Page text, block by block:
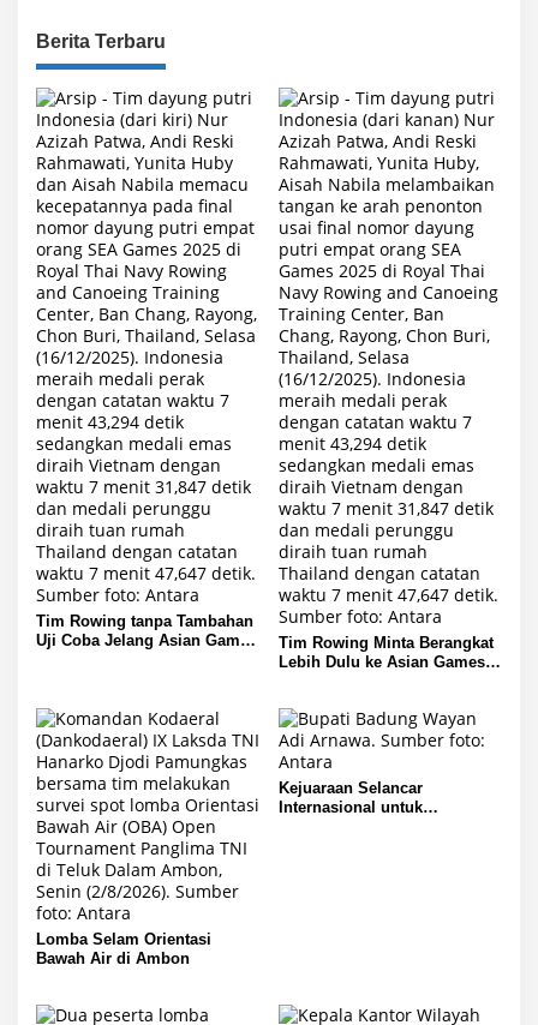
Berita Terbaru
Tim Rowing tanpa Tambahan
Uji Coba Jelang Asian Games
Tim Rowing Minta Berangkat
Lebih Dulu ke Asian Games
Lomba Selam Orientasi
Bawah Air di Ambon
Kejuaraan Selancar
Internasional untuk